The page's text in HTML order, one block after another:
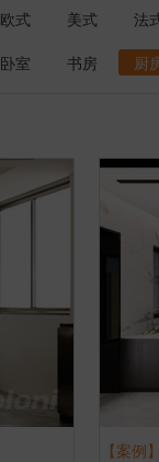
欧式 美式
法
卧室 书房 厨
【案例